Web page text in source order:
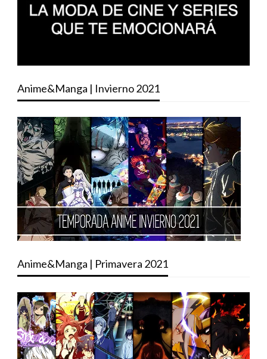
Anime&Manga | Invierno 2021
Anime&Manga | Primavera 2021